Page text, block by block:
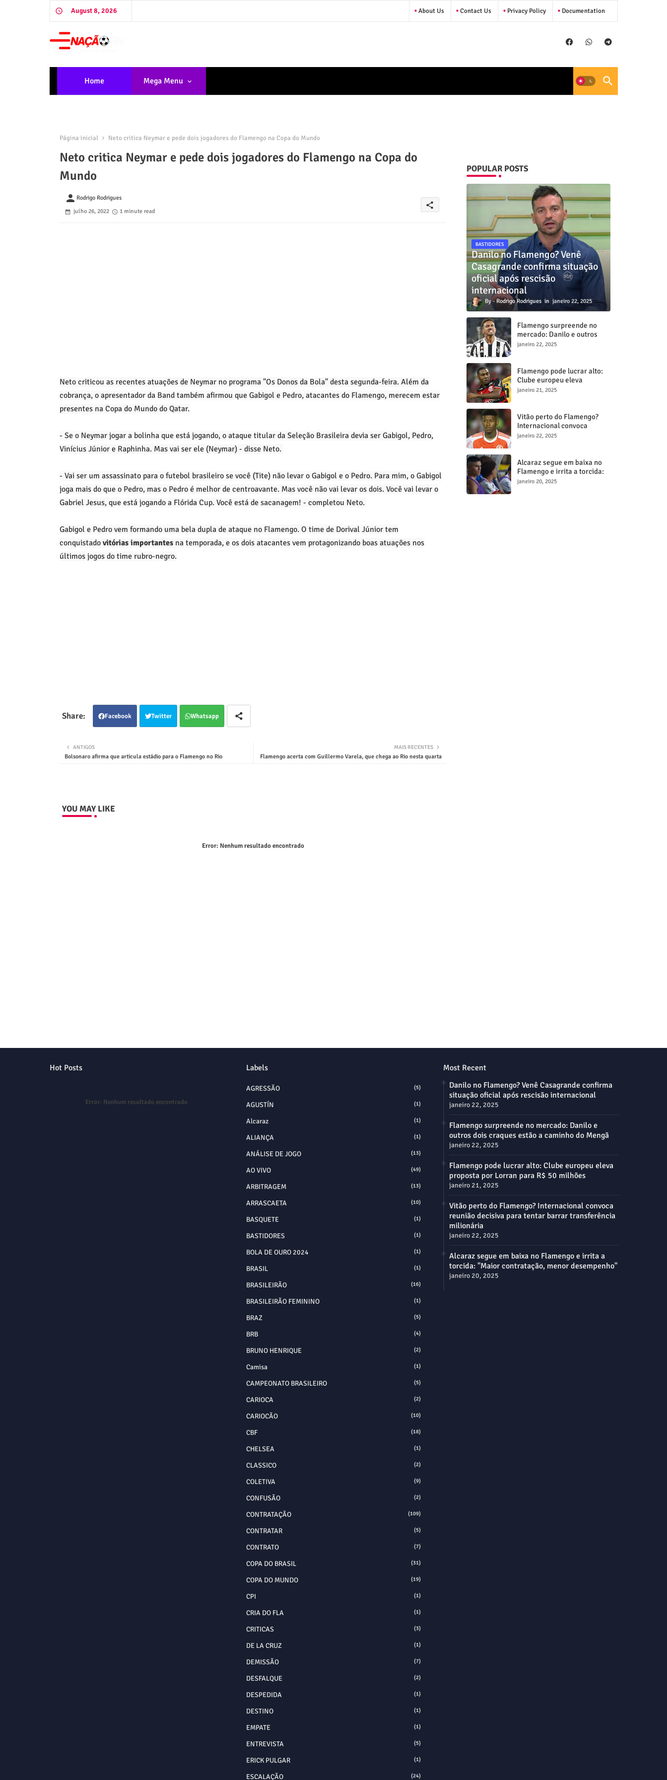
August 8, 2026 About Us Contact Us Privacy Policy Documentation
Home Mega Menu
Página inicial Neto critica Neymar e pede dois jogadores do Flamengo na Copa do Mundo
Neto critica Neymar e pede dois jogadores do Flamengo na Copa do
Mundo
person Rodrigo Rodrigues
julho 26, 2022
1 minute read
share
Neto criticou as recentes atuações de Neymar no programa "Os Donos da Bola" desta segunda-feira. Além da
cobrança, o apresentador da Band também afirmou que Gabigol e Pedro, atacantes do Flamengo, merecem estar
presentes na Copa do Mundo do Qatar.
- Se o Neymar jogar a bolinha que está jogando, o ataque titular da Seleção Brasileira devia ser Gabigol, Pedro,
Vinícius Júnior e Raphinha. Mas vai ser ele (Neymar) - disse Neto.
- Vai ser um assassinato para o futebol brasileiro se você (Tite) não levar o Gabigol e o Pedro. Para mim, o Gabigol
joga mais do que o Pedro, mas o Pedro é melhor de centroavante. Mas você não vai levar os dois. Você vai levar o
Gabriel Jesus, que está jogando a Flórida Cup. Você está de sacanagem! - completou Neto.
Gabigol e Pedro vem formando uma bela dupla de ataque no Flamengo. O time de Dorival Júnior tem
conquistado vitórias importantesna temporada, e os dois atacantes vem protagonizando boas atuações nos
últimos jogos do time rubro-negro.
Facebook Twitter Whatsapp
MAIS RECENTES
Flamengo acerta com Guillermo Varela, que chega ao Rio nesta quarta
ANTIGOS
Bolsonaro afirma que articula estádio para o Flamengo no Rio
YOU MAY LIKE
Error: Nenhum resultado encontrado
POPULAR POSTS
BASTIDORES
Danilo no Flamengo? Venê
Casagrande confirma situação
oficial após rescisão
internacional
Rodrigo Rodrigues janeiro 22, 2025
Flamengo surpreende no
mercado: Danilo e outros
dois craques estão a
janeiro 22, 2025
Flamengo pode lucrar alto:
Clube europeu eleva
proposta por Lorran para R$
janeiro 21, 2025
Vitão perto do Flamengo?
Internacional convoca
reunião decisiva para tentar
janeiro 22, 2025
Alcaraz segue em baixa no
Flamengo e irrita a torcida:
"Maior contratação, menor
janeiro 20, 2025
Hot Posts
Error: Nenhum resultado encontrado
Labels
AGRESSÃO (5)
AGUSTÍN (1)
Alcaraz (1)
ALIANÇA (1)
ANÁLISE DE JOGO (13)
AO VIVO (49)
ARBITRAGEM (13)
ARRASCAETA (10)
BASQUETE (1)
BASTIDORES (1)
BOLA DE OURO 2024 (1)
BRASIL (1)
BRASILEIRÃO (16)
BRASILEIRÃO FEMININO (1)
BRAZ (5)
BRB (4)
BRUNO HENRIQUE (2)
Camisa (1)
CAMPEONATO BRASILEIRO (5)
CARIOCA (2)
CARIOCÃO (10)
CBF (18)
CHELSEA (1)
CLASSICO (2)
COLETIVA (9)
CONFUSÃO (2)
CONTRATAÇÃO (109)
CONTRATAR (5)
CONTRATO (7)
COPA DO BRASIL (31)
COPA DO MUNDO (19)
CPI (1)
CRIA DO FLA (1)
CRITICAS (3)
DE LA CRUZ (1)
DEMISSÃO (7)
DESFALQUE (2)
DESPEDIDA (1)
DESTINO (1)
EMPATE (1)
ENTREVISTA (5)
ERICK PULGAR (1)
ESCALAÇÃO (24)
Most Recent
Danilo no Flamengo? Venê Casagrande confirma
situação oficial após rescisão internacional
janeiro 22, 2025
Flamengo surpreende no mercado: Danilo e
outros dois craques estão a caminho do Mengã
janeiro 22, 2025
Flamengo pode lucrar alto: Clube europeu eleva
proposta por Lorran para R$ 50 milhões
janeiro 21, 2025
Vitão perto do Flamengo? Internacional convoca
reunião decisiva para tentar barrar transferência
milionária
janeiro 22, 2025
Alcaraz segue em baixa no Flamengo e irrita a
torcida: "Maior contratação, menor desempenho"
janeiro 20, 2025